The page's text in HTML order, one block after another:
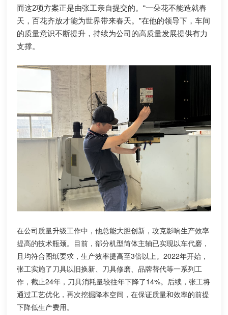
而这2项方案正是由张工亲自提交的。“一朵花不能造就春
天，百花齐放才能为世界带来春天。”在他的领导下，车间
的质量意识不断提升，持续为公司的高质量发展提供有力
支撑。
在公司质量升级工作中，他总能大胆创新，攻克影响生产效率
提高的技术瓶颈。目前，部分机型筒体主轴已实现以车代磨，
且均符合图纸要求，生产效率提高至3倍以上。2022年开始，
张工实施了刀具以旧换新、刀具修磨、品牌替代等一系列工
作，截止24年，刀具消耗量较往年下降了14%。后续，张工将
通过工艺优化，再次挖掘降本空间，在保证质量和效率的前提
下降低生产费用。